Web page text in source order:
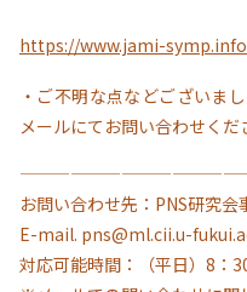
https://www.jami-
・ご不明な点などございま
メールにてお問い合わせくだ
お問い合わせ先：PNS研究会
E-mail. pns@ml.cii.u-
対応可能時間：（平日）8：